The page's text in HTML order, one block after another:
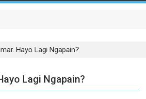
Tambahan bagi Pekerja Proyek
Ganja, Paket Sabu, Hingga Senjata
Hayo Lagi Ngapain?
Lagi Ngapain?